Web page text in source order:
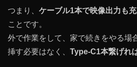
つまり、 ケーブル1本で映像出力も
ことです。
外で作業をして、家で続きをやる場
挿す必要はなく、 Type-C1本繋げれ